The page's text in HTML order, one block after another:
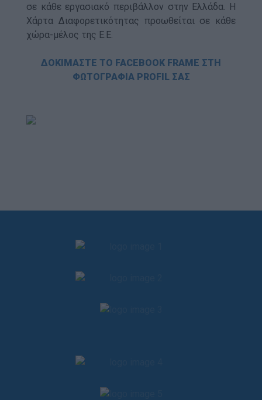
σε κάθε εργασιακό περιβάλλον στην Ελλάδα. Η
Χάρτα Διαφορετικότητας προωθείται σε κάθε
χώρα-μέλος της Ε.Ε.
ΔΟΚΙΜΑΣΤΕ ΤΟ FACEBOOK FRAME ΣΤΗ
ΦΩΤΟΓΡΑΦΙΑ PROFIL ΣΑΣ